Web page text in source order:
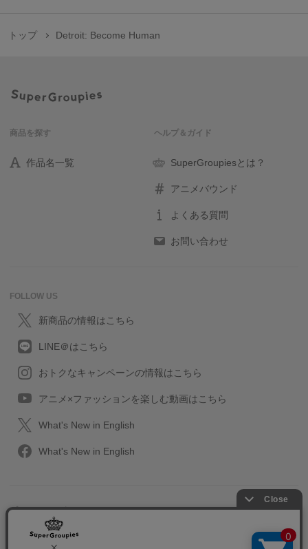
トップ Detroit: Become Human
商品を探す
作品名一覧
ヘルプ＆ガイド
SuperGroupiesとは？
アニメバウンド
よくある質問
お問い合わせ
FOLLOW US
新商品の情報はこちら
LINE＠はこちら
おトクなキャンペーンの情報はこちら
アニメ×ファッションを楽しむ動画はこちら
What's New in English
What's New in English
プライバシーポリシー
特定取引に関する法律